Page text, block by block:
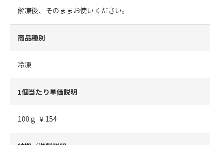
解凍後、そのままお使いください。
商品種別
冷凍
1個当たり単価説明
100ｇ ￥154